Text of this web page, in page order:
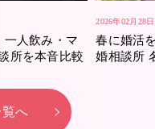
一人飲み・マ
所を本音比較
2026年02月28日
春に婚活
婚相談所
へ